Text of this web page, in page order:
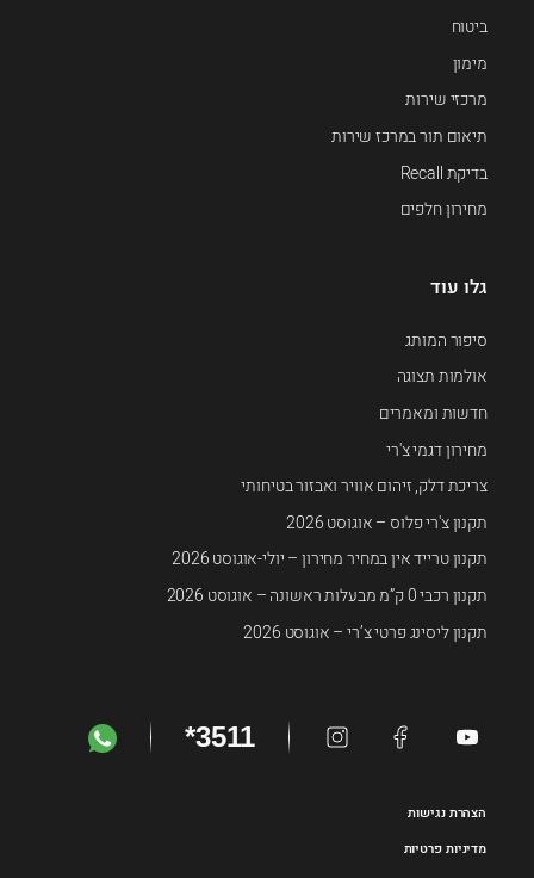
ביטוח
מימון
מרכזי שירות
תיאום תור במרכז שירות
בדיקת Recall
מחירון חלפים
גלו עוד
סיפור המותג
אולמות תצוגה
חדשות ומאמרים
מחירון דגמי צ'רי
צריכת דלק, זיהום אוויר ואבזור בטיחותי
תקנון צ'רי פלוס – אוגוסט 2026
תקנון טרייד אין במחיר מחירון – יולי-אוגוסט 2026
תקנון רכבי 0 ק”מ מבעלות ראשונה – אוגוסט 2026
תקנון ליסינג פרטי צ’רי – אוגוסט 2026
*3511
מדיניות פרטיות
הצהרת נגישות